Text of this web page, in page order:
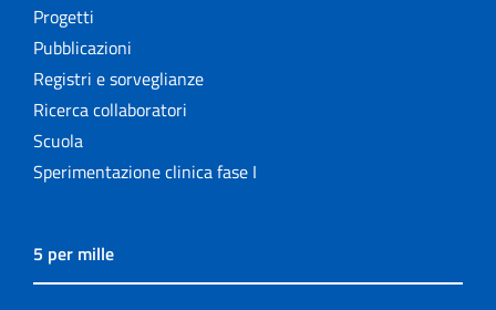
Progetti
Pubblicazioni
Registri e sorveglianze
Ricerca collaboratori
Scuola
Sperimentazione clinica fase I
5 per mille